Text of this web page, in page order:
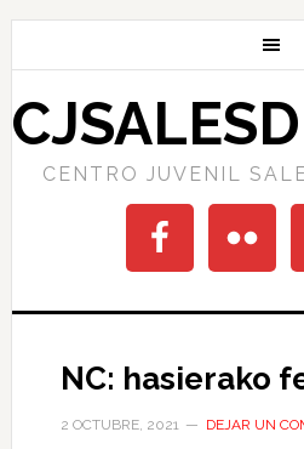
CENTRO JUVENIL
NC: hasierako
2 OCTUBRE, 2021 DEJAR UN